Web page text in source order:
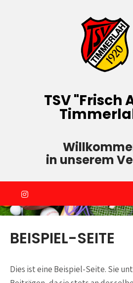
TSV "Frisch
in unserem
BEISPIEL-SEITE
Dies ist eine Beispiel-Seite. Sie